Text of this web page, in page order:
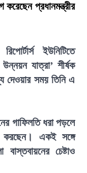
করেছেন প্রধানমন্ত্রীর
ইউনিটিতে
উন্নয়ন যাত্রা’ শীর্ষক
দেওয়ার সময় তিনি এ
গাফিলতি ধরা পড়লে
করছেন। একই সঙ্গে
চেষ্টাও